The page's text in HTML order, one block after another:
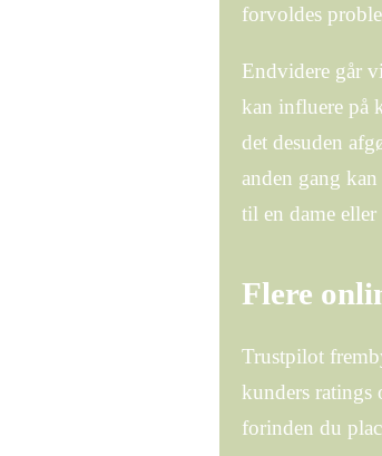
forvoldes
Endvidere går
kan influere på
det desuden
anden gang
til en dame eller
Flere
Trustpilot
kunders ratings
forinden du